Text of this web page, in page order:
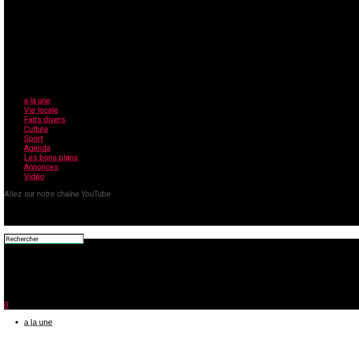
a la une
Vie locale
Faits divers
Culture
Sport
Agenda
Les bons plans
Annonces
Vidéo
Allez sur notre chaîne YouTube
0
a la une